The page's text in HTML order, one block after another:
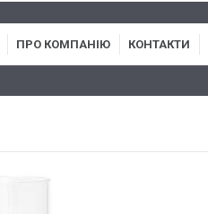
ПРО КОМПАНІЮ КОНТАКТИ